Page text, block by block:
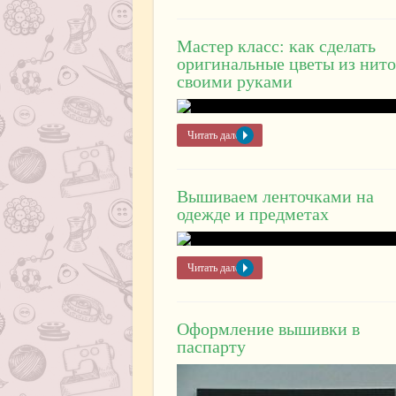
Мастер класс: как сделать
оригинальные цветы из
своими руками
Читать далее »
Вышиваем ленточками на
одежде и предметах
Читать далее »
Оформление вышивки в
паспарту